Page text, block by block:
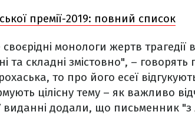
премії-2019: повний список
монологи жертв
та складні змістовно", –
то про його есеї
цілісну тему – як важливо
виданні додали, що письменник